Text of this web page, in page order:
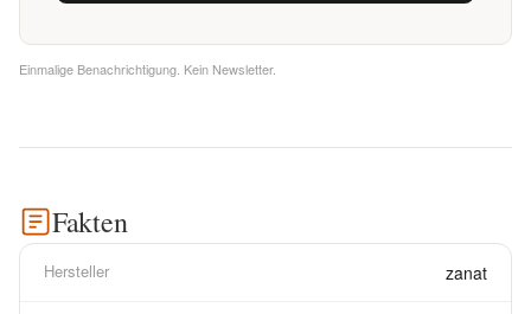
Einmalige Benachrichtigung. Kein Newsletter.
Fakten
Hersteller zanat